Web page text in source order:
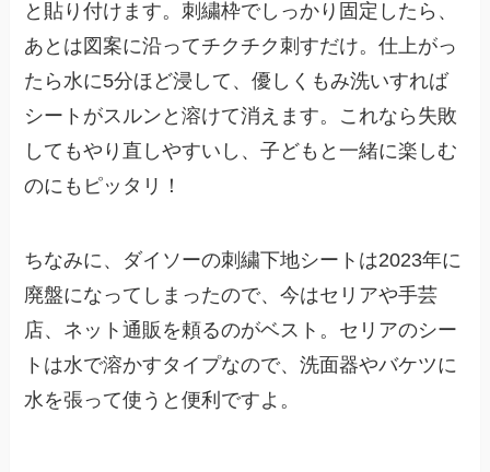
と貼り付けます。刺繍枠でしっかり固定したら、
あとは図案に沿ってチクチク刺すだけ。仕上がっ
たら水に5分ほど浸して、優しくもみ洗いすれば
シートがスルンと溶けて消えます。これなら失敗
してもやり直しやすいし、子どもと一緒に楽しむ
のにもピッタリ！
ちなみに、ダイソーの刺繍下地シートは2023年に
廃盤になってしまったので、今はセリアや手芸
店、ネット通販を頼るのがベスト。セリアのシー
トは水で溶かすタイプなので、洗面器やバケツに
水を張って使うと便利ですよ。